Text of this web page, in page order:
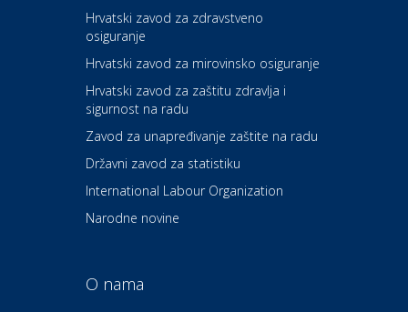
Zdravlje i osiguranje
Povoljnosti
Dental Sudar
Dom i dizajn
Euro-vrt – kosilice, motorne
Odmor
Hrvatski zavod za zdravstveno
osiguranje
Hrvatski zavod za mirovinsko osiguranje
Hrvatski zavod za zaštitu zdravlja i
sigurnost na radu
Zavod za unapređivanje zaštite na radu
Državni zavod za statistiku
International Labour Organization
Narodne novine
O nama